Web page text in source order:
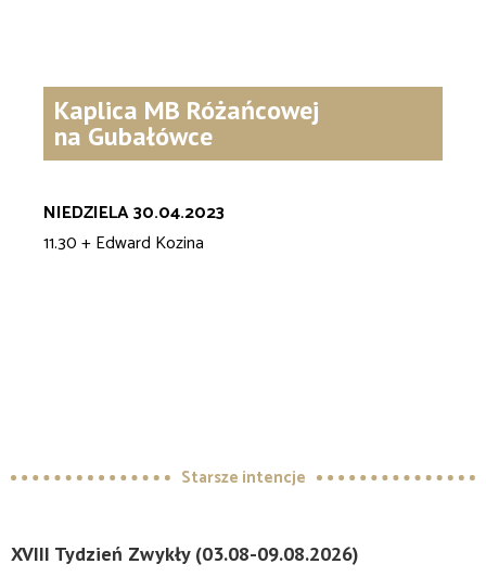
Kaplica MB Różańcowej
na Gubałówce
NIEDZIELA 30.04.2023
11.30 + Edward Kozina
Starsze intencje
XVIII Tydzień Zwykły (03.08-09.08.2026)